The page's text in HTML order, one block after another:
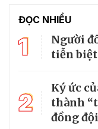
ĐỌC NHIỀU
1
Người
tiễn biệt
2
Ký ức
thành
đồng đội